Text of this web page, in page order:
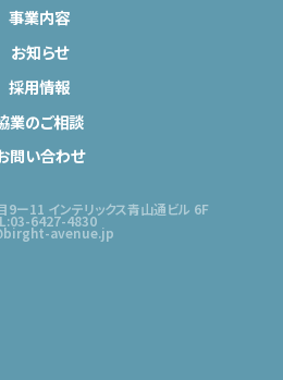
事業内容
お知らせ
採用情報
業のご相談
問い合わせ
ー11 インテリックス青山通ビル 6F
6427-4830
avenue.jp